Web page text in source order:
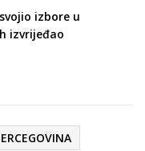
izbore u
izvrijeđao